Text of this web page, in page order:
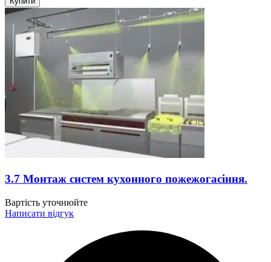
3.7 Монтаж систем кухонного пожежогасіння.
Вартiсть уточнюйте
Написати відгук